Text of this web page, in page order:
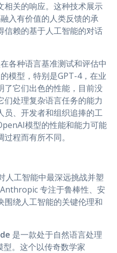
相关的响应。这种技术展示
入有价值的人类反馈的承
信赖的基于人工智能的对话
各种语言基准测试和评估中
模型，特别是GPT-4，在业
了它们出色的性能，目前没
处理复杂语言任务的能力
员、开发者和组织追捧的工
模型的性能和能力可能
程而有所不同。
人工智能中最深远挑战并塑
专注于鲁棒性、安
围绕人工智能的关键伦理和
是一款处于自然语言处理
。这个以传奇数学家